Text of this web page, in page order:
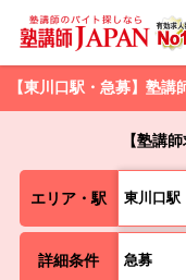
【東川口駅・急募】塾
【塾講
エリア・駅 東川口駅
詳細条件 急募